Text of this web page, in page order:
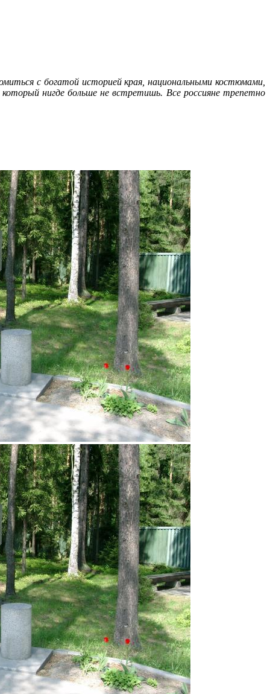
с богатой историей края, национальными костюмами,
нигде больше не встретишь. Все россияне трепетно